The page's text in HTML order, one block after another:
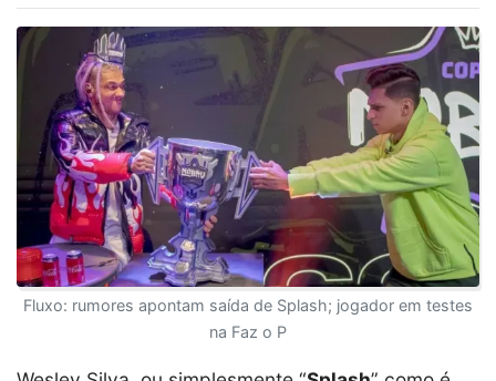
Fluxo: rumores apontam saída de Splash; jogador em testes
na Faz o P